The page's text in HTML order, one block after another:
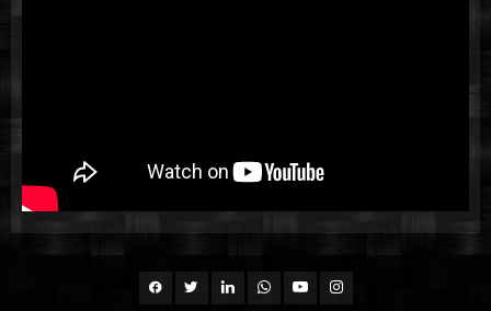
Facebook
TwitterLinkedinwhatsapp
YoutubeInstagram